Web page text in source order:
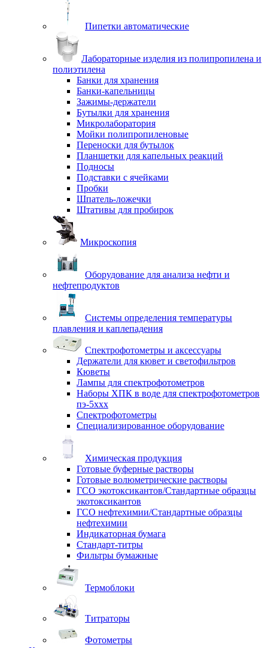
Пипетки автоматические
Лабораторные изделия из полипропилена и
полиэтилена
Банки для хранения
Банки-капельницы
Зажимы-держатели
Бутылки для хранения
Микролаборатория
Мойки полипропиленовые
Переноски для бутылок
Планшетки для капельных реакций
Подносы
Подставки с ячейками
Пробки
Шпатель-ложечки
Штативы для пробирок
Микроскопия
Оборудование для анализа нефти и
нефтепродуктов
Системы определения температуры
плавления и каплепадения
Спектрофотометры и аксессуары
Держатели для кювет и светофильтров
Кюветы
Лампы для спектрофотометров
Наборы ХПК в воде для спектрофотометров
пэ-5ххх
Спектрофотометры
Специализированное оборудование
Химическая продукция
Готовые буферные растворы
Готовые волюметрические растворы
ГСО экотоксикантов/Стандартные образцы
экотоксикантов
ГСО нефтехимии/Стандартные образцы
нефтехимии
Индикаторная бумага
Стандарт-титры
Фильтры бумажные
Термоблоки
Титраторы
Фотометры